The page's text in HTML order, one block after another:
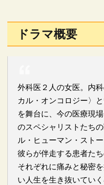
ドラマ概要
外科医２人の女医。内
カル・オンコロジー〉
を舞台に、今の医療現
のスペシャリストたち
ル・ヒューマン・ストー
彼らが伴走する患者た
それぞれに痛みと秘密
い人生を生き抜いてい